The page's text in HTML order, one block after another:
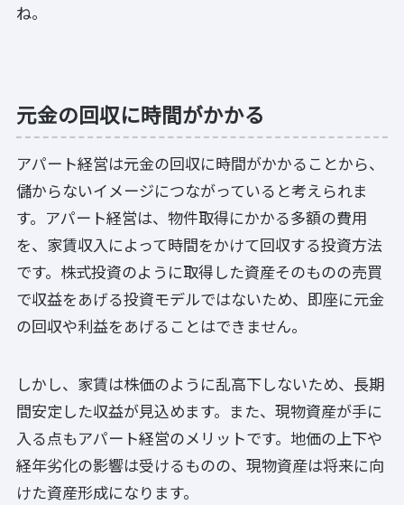
ね。
元金の回収に時間がかかる
アパート経営は元金の回収に時間がかかることから、
儲からないイメージにつながっていると考えられま
す。アパート経営は、物件取得にかかる多額の費用
を、家賃収入によって時間をかけて回収する投資方法
です。株式投資のように取得した資産そのものの売買
で収益をあげる投資モデルではないため、即座に元金
の回収や利益をあげることはできません。
しかし、家賃は株価のように乱高下しないため、長期
間安定した収益が見込めます。また、現物資産が手に
入る点もアパート経営のメリットです。地価の上下や
経年劣化の影響は受けるものの、現物資産は将来に向
けた資産形成になります。